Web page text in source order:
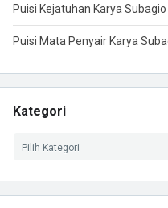
Puisi Kejatuhan Karya
Puisi Mata Penyair Karya
Kategori